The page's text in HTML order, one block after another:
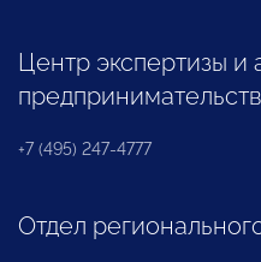
Центр экспертизы и
+7 (495) 247-4777
Отдел